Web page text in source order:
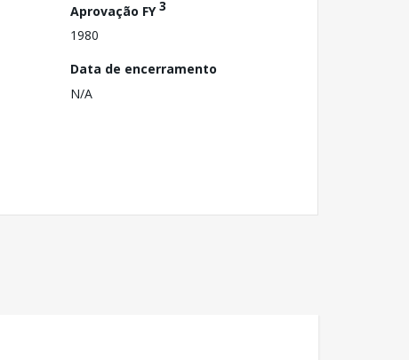
Aprovação FY3
1980
Data de encerramento
N/A